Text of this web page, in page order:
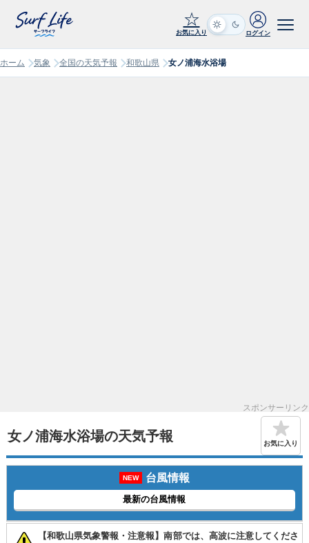
☆
お気に入り ログイン
ホーム 気象 全国の天気予報 和歌山県 女ノ浦海水浴場
スポンサーリンク
女ノ浦海水浴場の天気予報 お気に入り
NEW 台風情報
最新の台風情報
【和歌山県気象警報・注意報】南部では、高波に注意してくださ